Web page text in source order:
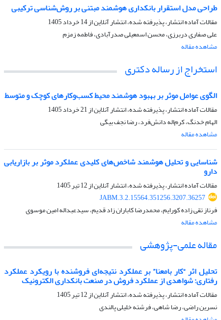
طراحی مدل استقرار بانکداری هوشمند مبتنی بر روش‌شناسی ترکیبی
مقالات آماده انتشار، پذیرفته شده، انتشار آنلاین از14 خرداد 1405
علی صفاری دربرزی، محسن اسمعیلی صدرآبادی، فاطمه زمزم
مشاهده مقاله
استخراج از رساله دکتری
الگوی عوامل موثر بر بهبود هوشمند محیط کسب‌و‌کارهای کوچک و متوسط
مقالات آماده انتشار، پذیرفته شده، انتشار آنلاین از21 خرداد 1405
الهام خدنگ، کرم‌اله دانش‌فرد، رضا نجف بیگی
مشاهده مقاله
شناسایی و تحلیل هوشمند شاخص‌های کلیدی عملکرد موثر بر بازاریابی
دارو
مقالات آماده انتشار، پذیرفته شده، انتشار آنلاین از12 تیر 1405
JABM.3.2.15564.351256.3207.36257
فرناز تقی زاده کورایم، محمدرضا کاباران زاد قدیم، سیدعبداله امین موسوی
مشاهده مقاله
مقاله علمی-پژوهشی
تحلیل اثر “کار بامعنا” بر عملکرد نتیجه‌ای فروشنده با رویکرد عملکرد
رفتاری: شواهدی از عملکرد فروش در صنعت بانکداری الکترونیک
مقالات آماده انتشار، پذیرفته شده، انتشار آنلاین از12 تیر 1405
نسرین راضی، رضا شاهی، فرشته خلیلی پالندی